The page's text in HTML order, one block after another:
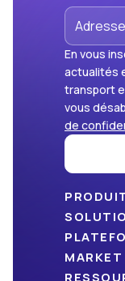
En vous
actualités
transport
vous
de
Atlas
Benchmark
Dashboard
Data Hub
Chargeurs
Cabinets
API &
Sécurité
Articles